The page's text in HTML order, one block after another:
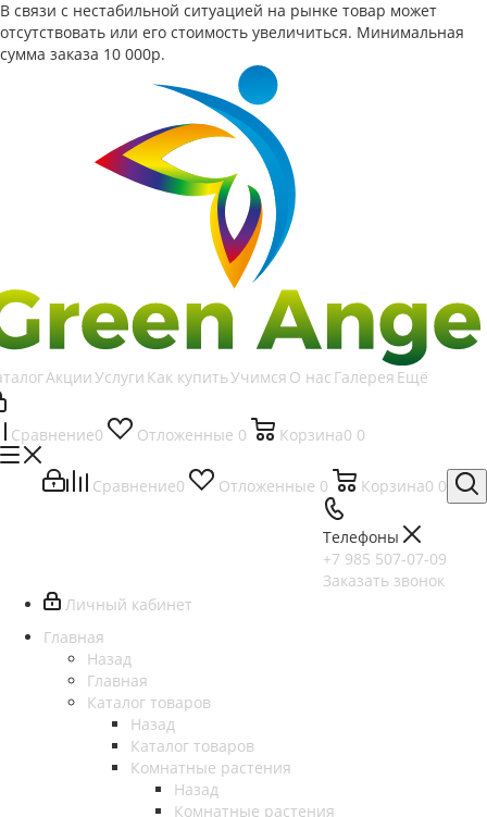
В связи с нестабильной ситуацией на рынке товар может
отсутствовать или его стоимость увеличиться. Минимальная
сумма заказа 10 000р.
АкцииУслуги Как купитьУчимся О нас Галерея Ещё
Сравнение0 Отложенные 0 Корзина0 0
Сравнение0 Отложенные 0 Корзина0 0
Телефоны
+7 985 507-07-09
Заказать звонок
Личный кабинет
Главная
Назад
Главная
Каталог товаров
Назад
Каталог товаров
Комнатные растения
Назад
Комнатные растения